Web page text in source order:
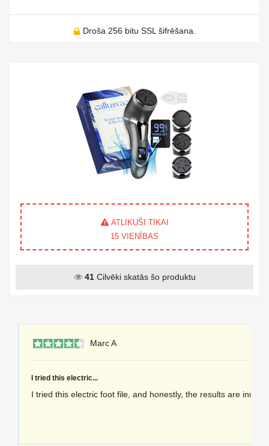
Droša 256 bitu SSL šifrēšana.
ATLIKUŠI TIKAI
15 VIENĪBAS
41Cilvēki skatās šo produktu
Marc A
I tried this electric...
I tried this electric foot file, and honestly, the results are